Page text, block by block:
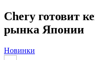
Chery готовит
рынка Японии
Новинки